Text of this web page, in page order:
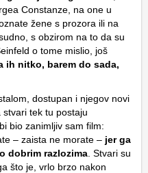
Constanze, na one u
žene s prozora ili na
s obzirom na to da su
o tome mislio, još
ih nitko, barem do sada,
dostupan i njegov novi
stvari tek tu postaju
bio zanimljiv sam film:
– zaista ne morate – jer ga
dobrim razlozima . Stvari su
što je, vrlo brzo nakon